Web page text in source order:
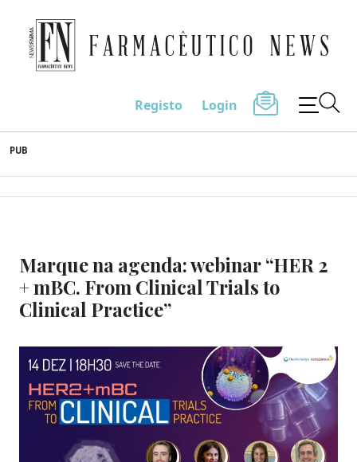
to
content
Farmacêutico News
Registo Login
PUB
Marque na agenda: webinar “HER 2
+ mBC. From Clinical Trials to
Clinical Practice”